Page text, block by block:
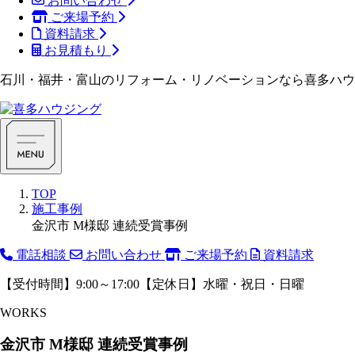
ご来場予約
資料請求
お見積もり
石川・福井・富山のリフォーム・リノベーションなら喜多ハ
TOP
施工事例
金沢市 M様邸 連続受賞事例
電話相談 お問い合わせ ご来場予約 資料請求
【受付時間】9:00～17:00【定休日】水曜・祝日・日曜
WORKS
金沢市 M様邸 連続受賞事例